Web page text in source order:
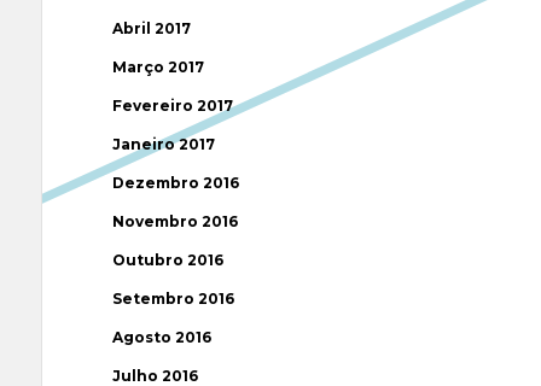
Abril 2017
Março 2017
Fevereiro 2017
Janeiro 2017
Dezembro 2016
Novembro 2016
Outubro 2016
Setembro 2016
Agosto 2016
Julho 2016